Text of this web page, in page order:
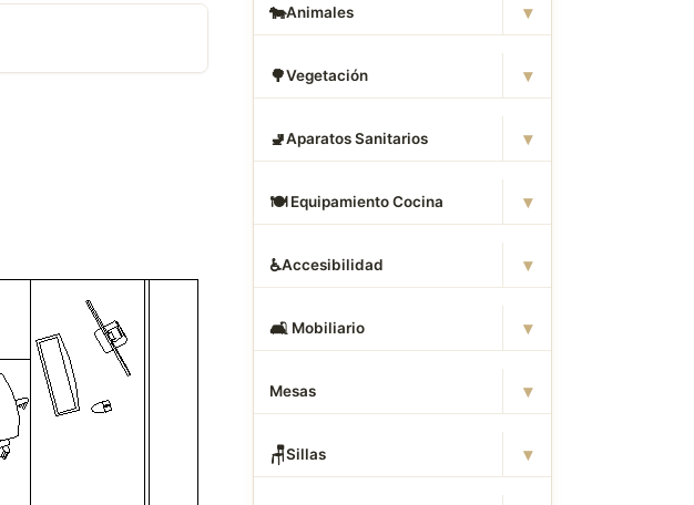
🐄Animales ▾
🌳Vegetación ▾
🚽Aparatos Sanitarios ▾
🍽️ Equipamiento Cocina ▾
♿Accesibilidad ▾
🛋 ️ Mobiliario ▾
Mesas ▾
🪑Sillas ▾